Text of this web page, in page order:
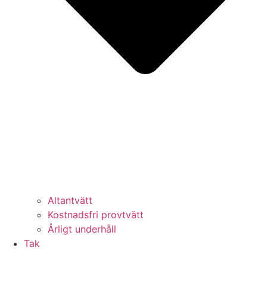
Altantvätt
Kostnadsfri provtvätt
Årligt underhåll
Tak